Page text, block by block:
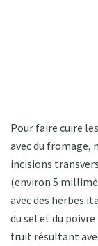
Pour faire cuire
avec du fromage,
incisions
(environ 5
avec des herbes
du sel et du
fruit résultant